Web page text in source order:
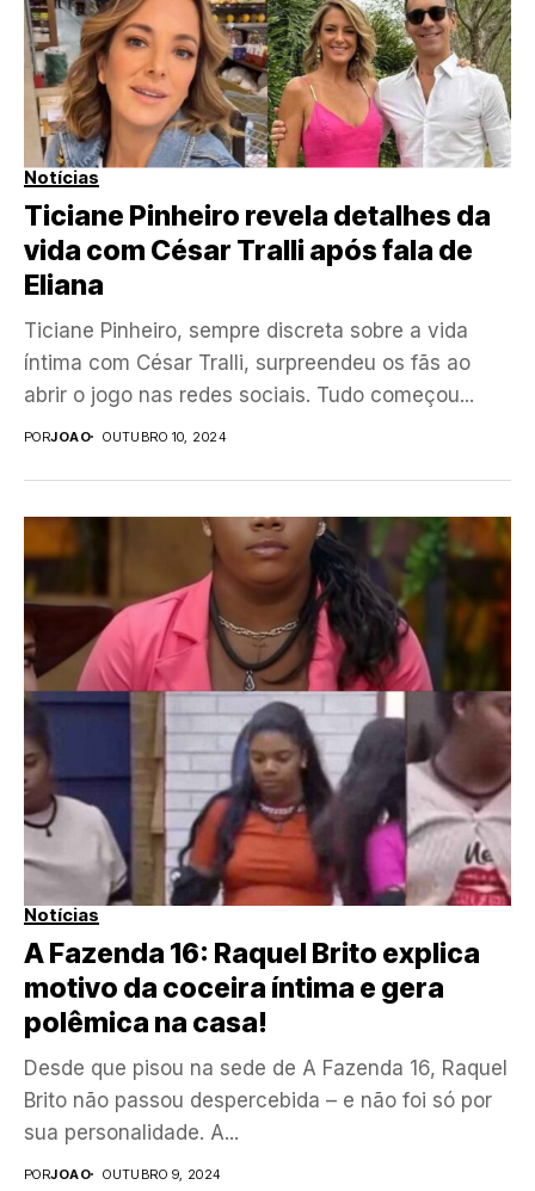
Notícias
Ticiane Pinheiro revela detalhes da
vida com César Tralli após fala de
Eliana
Ticiane Pinheiro, sempre discreta sobre a vida
íntima com César Tralli, surpreendeu os fãs ao
abrir o jogo nas redes sociais. Tudo começou...
PORJOAO OUTUBRO 10, 2024
Notícias
A Fazenda 16: Raquel Brito explica
motivo da coceira íntima e gera
polêmica na casa!
Desde que pisou na sede de A Fazenda 16, Raquel
Brito não passou despercebida – e não foi só por
sua personalidade. A...
PORJOAO OUTUBRO 9, 2024